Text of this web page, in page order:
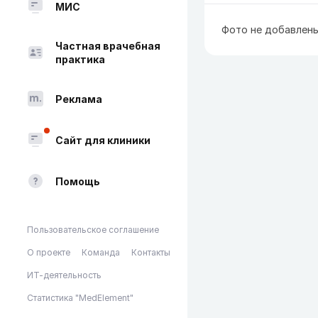
МИС
Частная врачебная
практика
Реклама
Сайт для клиники
Помощь
Пользовательское соглашение
О проекте Команда Контакты
ИТ-деятельность
Статистика "MedElement"
Фото не